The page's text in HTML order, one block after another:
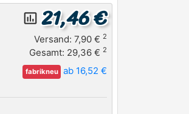
insert_chart_outlined 21,46 €
Versand: 7,90 € 2
Gesamt: 29,36 € 2
fabrikneu ab 16,52 €